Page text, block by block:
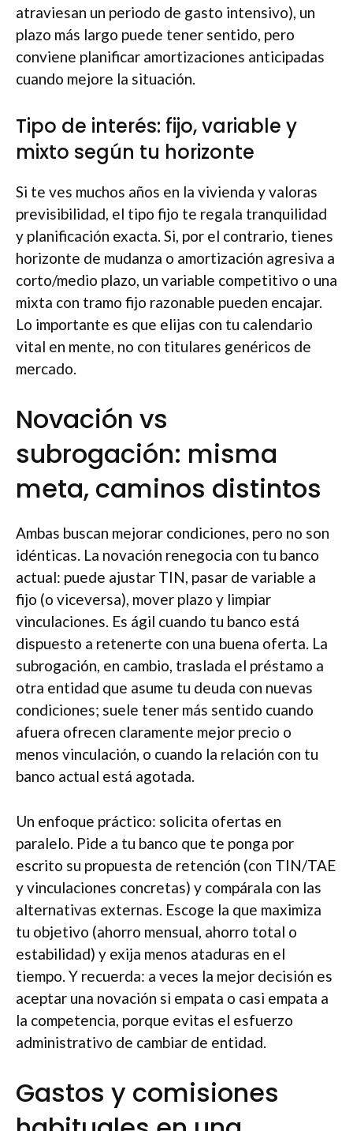
atraviesan un periodo de gasto intensivo), un
plazo más largo puede tener sentido, pero
conviene planificar amortizaciones anticipadas
cuando mejore la situación.
Tipo de interés: fijo, variable y
mixto según tu horizonte
Si te ves muchos años en la vivienda y valoras
previsibilidad, el tipo fijo te regala tranquilidad
y planificación exacta. Si, por el contrario, tienes
horizonte de mudanza o amortización agresiva a
corto/medio plazo, un variable competitivo o una
mixta con tramo fijo razonable pueden encajar.
Lo importante es que elijas con tu calendario
vital en mente, no con titulares genéricos de
mercado.
Novación vs
subrogación: misma
meta, caminos distintos
Ambas buscan mejorar condiciones, pero no son
idénticas. La novación renegocia con tu banco
actual: puede ajustar TIN, pasar de variable a
fijo (o viceversa), mover plazo y limpiar
vinculaciones. Es ágil cuando tu banco está
dispuesto a retenerte con una buena oferta. La
subrogación, en cambio, traslada el préstamo a
otra entidad que asume tu deuda con nuevas
condiciones; suele tener más sentido cuando
afuera ofrecen claramente mejor precio o
menos vinculación, o cuando la relación con tu
banco actual está agotada.
Un enfoque práctico: solicita ofertas en
paralelo. Pide a tu banco que te ponga por
escrito su propuesta de retención (con TIN/TAE
y vinculaciones concretas) y compárala con las
alternativas externas. Escoge la que maximiza
tu objetivo (ahorro mensual, ahorro total o
estabilidad) y exija menos ataduras en el
tiempo. Y recuerda: a veces la mejor decisión es
aceptar una novación si empata o casi empata a
la competencia, porque evitas el esfuerzo
administrativo de cambiar de entidad.
Gastos y comisiones